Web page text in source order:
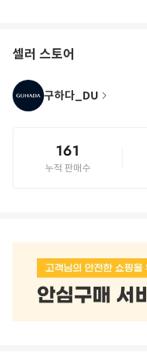
셀러 스토어
구하다_DU
161
누적 판매수